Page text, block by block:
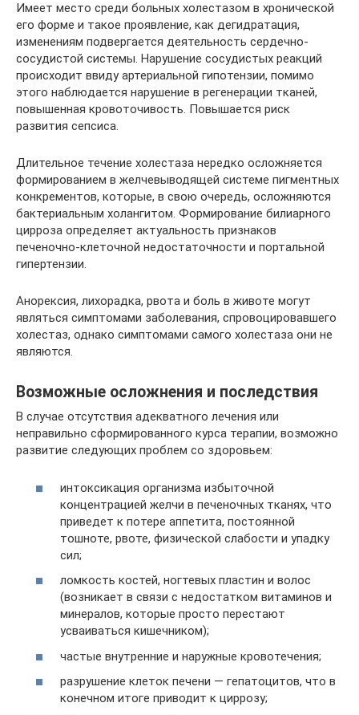
Имеет место среди больных холестазом в хронической
его форме и такое проявление, как дегидратация,
изменениям подвергается деятельность сердечно-
сосудистой системы. Нарушение сосудистых реакций
происходит ввиду артериальной гипотензии, помимо
этого наблюдается нарушение в регенерации тканей,
повышенная кровоточивость. Повышается риск
развития сепсиса.
Длительное течение холестаза нередко осложняется
формированием в желчевыводящей системе пигментных
конкрементов, которые, в свою очередь, осложняются
бактериальным холангитом. Формирование билиарного
цирроза определяет актуальность признаков
печеночно-клеточной недостаточности и портальной
гипертензии.
Анорексия, лихорадка, рвота и боль в животе могут
являться симптомами заболевания, спровоцировавшего
холестаз, однако симптомами самого холестаза они не
являются.
Возможные осложнения и последствия
В случае отсутствия адекватного лечения или
неправильно сформированного курса терапии, возможно
развитие следующих проблем со здоровьем:
интоксикация организма избыточной
концентрацией желчи в печеночных тканях, что
приведет к потере аппетита, постоянной
тошноте, рвоте, физической слабости и упадку
сил;
ломкость костей, ногтевых пластин и волос
(возникает в связи с недостатком витаминов и
минералов, которые просто перестают
усваиваться кишечником);
частые внутренние и наружные кровотечения;
разрушение клеток печени — гепатоцитов, что в
конечном итоге приводит к циррозу;